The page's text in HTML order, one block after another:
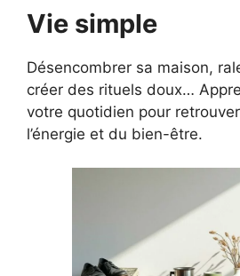
Vie simple
Désencombrer sa maison,
créer des rituels doux…
votre quotidien pour
l’énergie et du bien-être.